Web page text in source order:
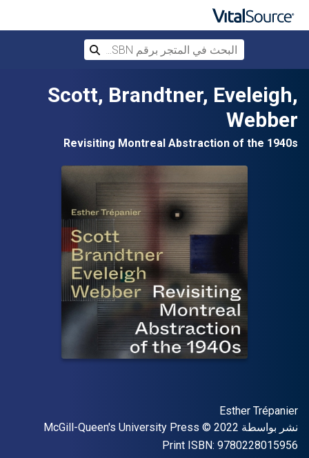
Scott, Brandtner, Eveleigh,
Webber
Revisiting Montreal Abstraction of the 1940s
المؤلف (المؤلفون)
Esther Trépanier
الناشر
نشر بواسطة McGill-Queen's University Press
حقوق الطبع والنشر © 2022
Print ISBN: 9780228015956